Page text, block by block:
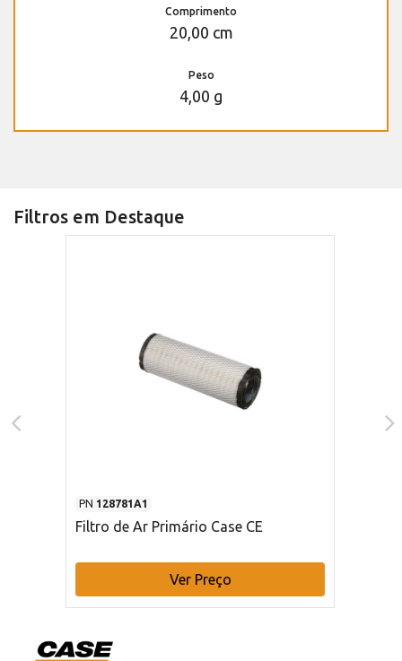
Comprimento
20,00 cm
Peso
4,00 g
Filtros em Destaque
PN 128781A1
Filtro de Ar Primário Case CE
Ver Preço